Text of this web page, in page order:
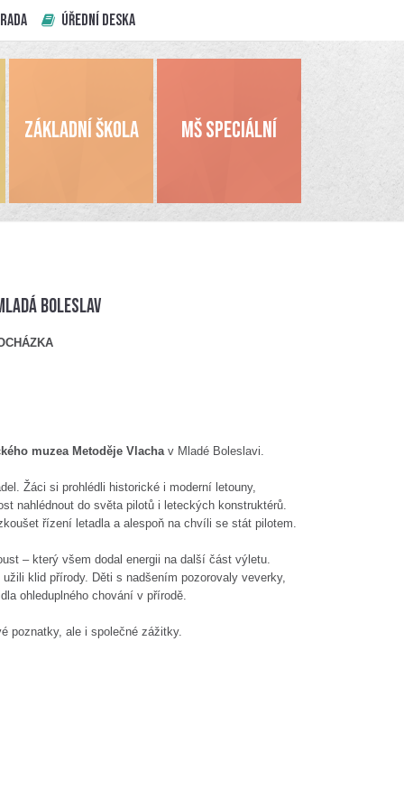
ÚŘEDNÍ DESKA
ZÁKLADNÍ ŠKOLA MŠ SPECIÁLNÍ
Boleslav
muzea Metoděje Vlachav Mladé Boleslavi.
Žáci si prohlédli historické i moderní letouny,
nahlédnout do světa pilotů i leteckých konstruktérů.
řízení letadla a alespoň na chvíli se stát pilotem.
– který všem dodal energii na další část výletu.
klid přírody. Děti s nadšením pozorovaly veverky,
ohleduplného chování v přírodě.
poznatky, ale i společné zážitky.